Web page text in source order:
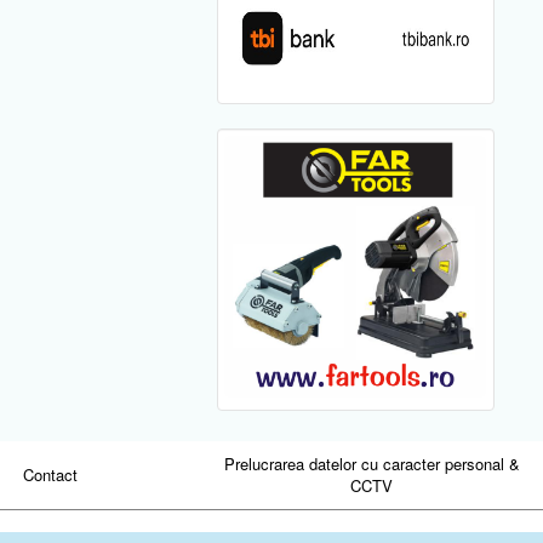
Contact
Prelucrarea datelor cu caracter personal &
CCTV